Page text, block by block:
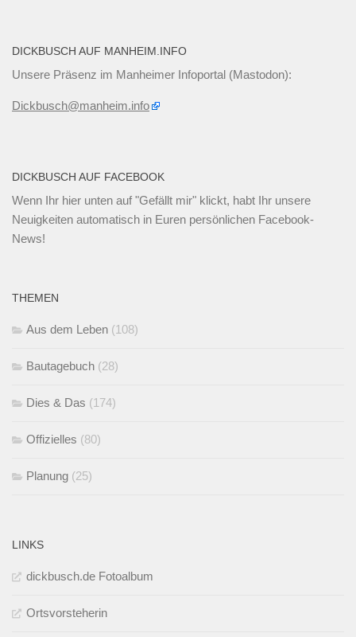
DICKBUSCH AUF MANHEIM.INFO
Unsere Präsenz im Manheimer Infoportal (Mastodon):
Dickbusch@manheim.info
DICKBUSCH AUF FACEBOOK
Wenn Ihr hier unten auf "Gefällt mir" klickt, habt Ihr unsere
Neuigkeiten automatisch in Euren persönlichen Facebook-
News!
THEMEN
Aus dem Leben (108)
Bautagebuch (28)
Dies & Das (174)
Offizielles (80)
Planung (25)
LINKS
dickbusch.de Fotoalbum
Ortsvorsteherin